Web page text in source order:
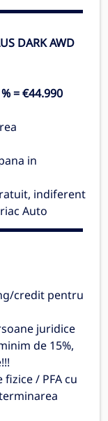
DARK AWD
= €44.990
in
indiferent
Auto
credit pentru
juridice
de 15%,
/ PFA cu